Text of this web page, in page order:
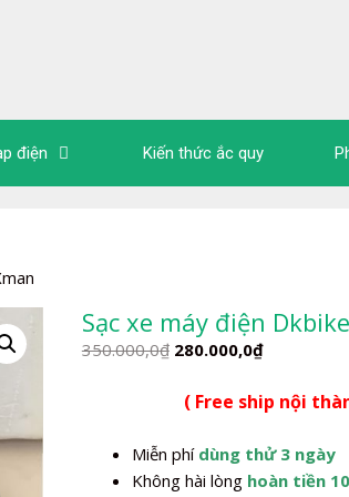
điện Kiến thức ắc quy
Sạc xe máy điện
350.000,0₫ Giá
là:
280.000,0₫Giá
tại
280.000,0₫.
( Free ship nội
Miễn phí dùng thử 3 ngày
Không hài lòng hoàn tiền